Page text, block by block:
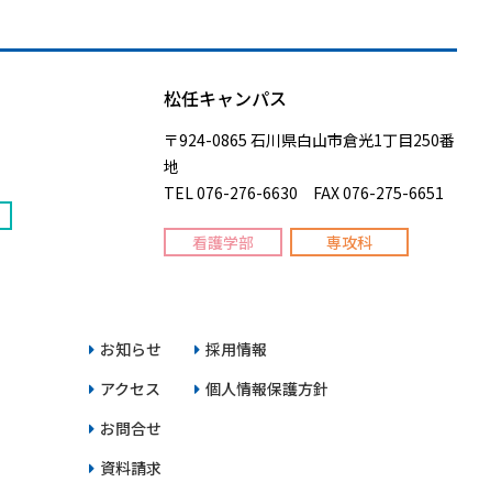
松任キャンパス
〒924-0865 石川県白山市倉光1丁目250番
地
TEL 076-276-6630 FAX 076-275-6651
看護学部 専攻科
お知らせ
アクセス
お問合せ
資料請求
採用情報
個人情報保護方針